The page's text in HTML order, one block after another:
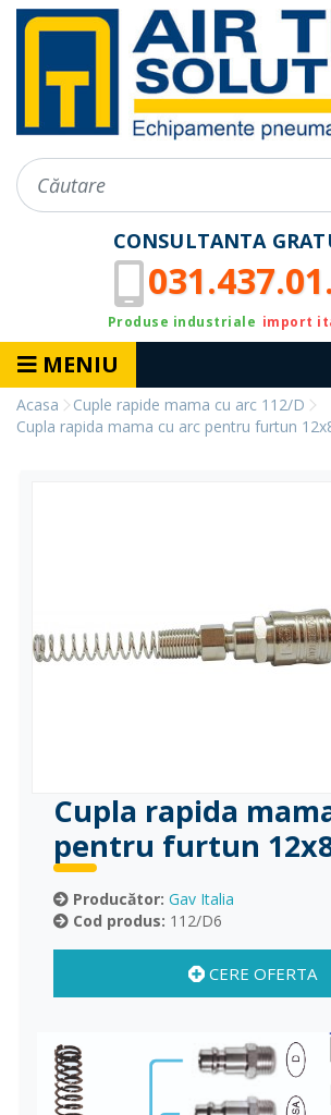
CONSULTANTA
Produse industriale import
MENIU
Acasa
Cuple rapide mama cu arc 112/D
Cupla rapida mama cu arc pentru furtun
Cupla rapida
pentru furtun
Producător: Gav Italia
Cod produs: 112/D6
CERE OFERTA